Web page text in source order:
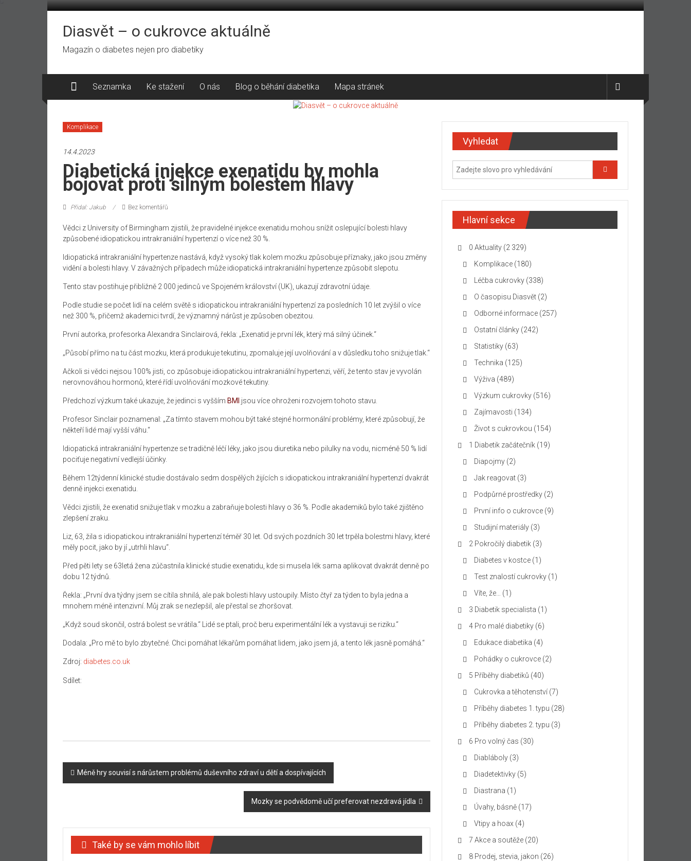
Přeskočit
obsahDiasvět – o cukrovce aktuálně
Magazín o diabetes nejen pro diabetiky
Seznamka Ke stažení O nás Blog o běhání diabetika Mapa stránek
Komplikace
14.4.2023
Diabetická injekce exenatidu by mohla
bojovat proti silným bolestem hlavy
Přidal: Jakub Bez komentářů
Vědci z University of Birmingham zjistili, že pravidelné injekce exenatidu mohou snížit oslepující bolesti hlavy
způsobené idiopatickou intrakraniální hypertenzí o více než 30 %.
Idiopatická intrakraniální hypertenze nastává, když vysoký tlak kolem mozku způsobuje příznaky, jako jsou změny
vidění a bolesti hlavy. V závažných případech může idiopatická intrakraniální hypertenze způsobit slepotu.
Tento stav postihuje přibližně 2 000 jedinců ve Spojeném království (UK), ukazují zdravotní údaje.
Podle studie se počet lidí na celém světě s idiopatickou intrakraniální hypertenzí za posledních 10 let zvýšil o více
než 300 %, přičemž akademici tvrdí, že významný nárůst je způsoben obezitou.
První autorka, profesorka Alexandra Sinclairová, řekla: „Exenatid je první lék, který má silný účinek.“
„Působí přímo na tu část mozku, která produkuje tekutinu, zpomaluje její uvolňování a v důsledku toho snižuje tlak.“
Ačkoli si vědci nejsou 100% jisti, co způsobuje idiopatickou intrakraniální hypertenzi, věří, že tento stav je vyvolán
nerovnováhou hormonů, které řídí uvolňování mozkové tekutiny.
Předchozí výzkum také ukazuje, že jedinci s vyšším BMI jsou více ohroženi rozvojem tohoto stavu.
Profesor Sinclair poznamenal: „Za tímto stavem mohou být také stejné hormonální problémy, které způsobují, že
někteří lidé mají vyšší váhu.“
Idiopatická intrakraniální hypertenze se tradičně léčí léky, jako jsou diuretika nebo pilulky na vodu, nicméně 50 % lidí
pociťuje negativní vedlejší účinky.
Během 12týdenní klinické studie dostávalo sedm dospělých žijících s idiopatickou intrakraniální hypertenzí dvakrát
denně injekci exenatidu.
Vědci zjistili, že exenatid snižuje tlak v mozku a zabraňuje bolesti hlavy o 36 %. Podle akademiků bylo také zjištěno
zlepšení zraku.
Liz, 63, žila s idiopatickou intrakraniální hypertenzí téměř 30 let. Od svých pozdních 30 let trpěla bolestmi hlavy, které
měly pocit, jako by jí „utrhli hlavu“.
Před pěti lety se 63letá žena zúčastnila klinické studie exenatidu, kde si musela lék sama aplikovat dvakrát denně po
dobu 12 týdnů.
Řekla: „První dva týdny jsem se cítila shnilá, ale pak bolesti hlavy ustoupily. Místo čtyř za týden to byla jedna a
mnohem méně intenzivní. Můj zrak se nezlepšil, ale přestal se zhoršovat.
„Když soud skončil, ostrá bolest se vrátila.“ Lidé se ptali, proč beru experimentální lék a vystavuji se riziku.“
Dodala: „Pro mě to bylo zbytečné. Chci pomáhat lékařům pomáhat lidem, jako jsem já, a tento lék jasně pomáhá.“
Zdroj: diabetes.co.uk
Sdílet:
Navigace
příspěvku
Méně hry souvisí s nárůstem problémů duševního zdraví u dětí a dospívajících
Mozky se podvědomě učí preferovat nezdravá jídla
Také by se vám mohlo líbit
Vyhledat
Hlavní sekce
0 Aktuality (2 329)
Komplikace (180)
Léčba cukrovky (338)
O časopisu Diasvět (2)
Odborné informace (257)
Ostatní články (242)
Statistiky (63)
Technika (125)
Výživa (489)
Výzkum cukrovky (516)
Zajímavosti (134)
Život s cukrovkou (154)
1 Diabetik začátečník (19)
Diapojmy (2)
Jak reagovat (3)
Podpůrné prostředky (2)
První info o cukrovce (9)
Studijní materiály (3)
2 Pokročilý diabetik (3)
Diabetes v kostce (1)
Test znalostí cukrovky (1)
Víte, že…
(1)
3 Diabetik specialista (1)
4 Pro malé diabetiky (6)
Edukace diabetika (4)
Pohádky o cukrovce (2)
5 Příběhy diabetiků (40)
Cukrovka a těhotenství (7)
Příběhy diabetes 1. typu (28)
Příběhy diabetes 2. typu (3)
6 Pro volný čas (30)
Diabláboly (3)
Diadetektivky (5)
Diastrana (1)
Úvahy, básně (17)
Vtipy a hoax (4)
7 Akce a soutěže (20)
8 Prodej, stevia, jakon (26)